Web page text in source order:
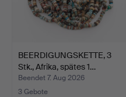
BEERDIGUNGSKETTE, 3
Stk., Afrika, spätes 1…
Beendet 7. Aug 2026
3 Gebote